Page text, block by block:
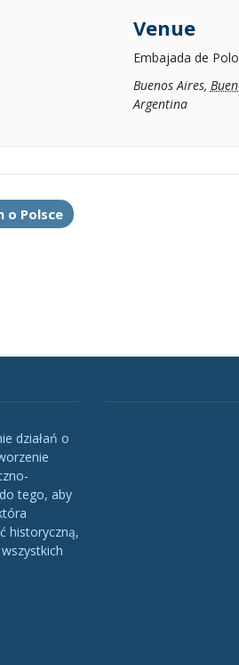
Venue
Embajada de
Buenos Aires,
Argentina
o Polsce
działań o
tego, aby
historyczną,